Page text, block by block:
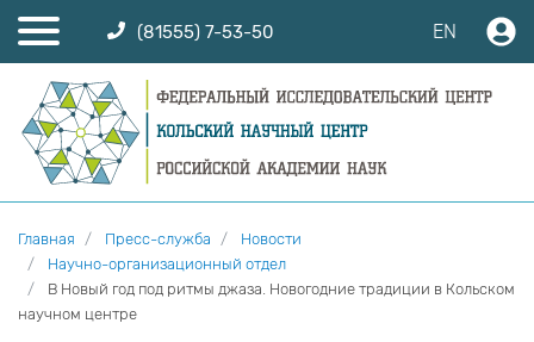
(81555) 7-53-50 EN
Главная Пресс-служба
Новости
Научно-организационный отдел
В Новый год под ритмы джаза. Новогодние традиции в Кольском
научном центре